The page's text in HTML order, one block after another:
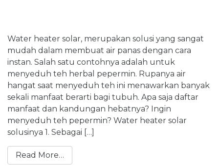
Water heater solar, merupakan solusi yang sangat
mudah dalam membuat air panas dengan cara
instan. Salah satu contohnya adalah untuk
menyeduh teh herbal pepermin. Rupanya air
hangat saat menyeduh teh ini menawarkan banyak
sekali manfaat berarti bagi tubuh. Apa saja daftar
manfaat dan kandungan hebatnya? Ingin
menyeduh teh pepermin? Water heater solar
solusinya 1. Sebagai […]
Read More…